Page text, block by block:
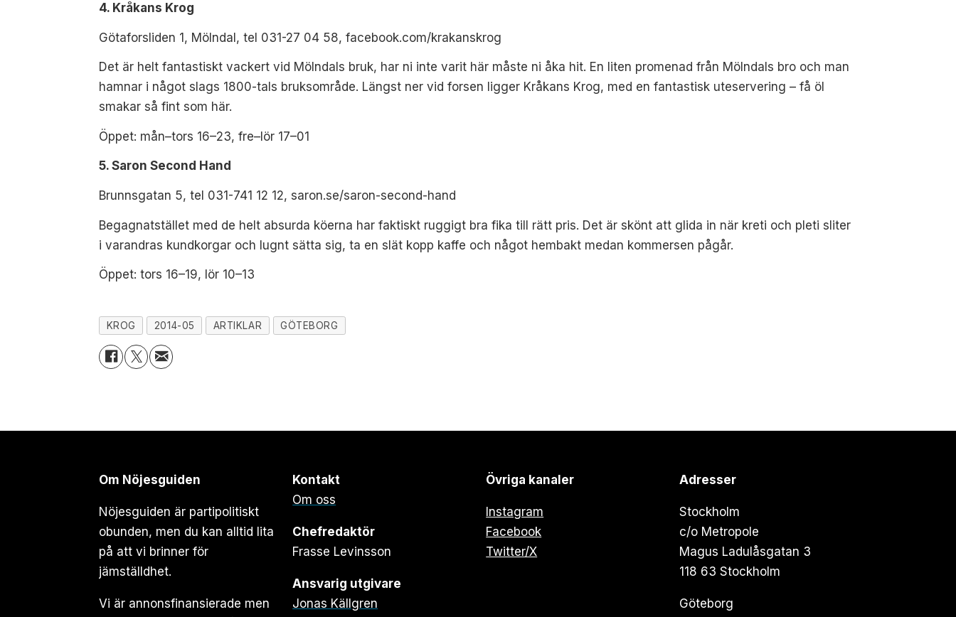
4. Kråkans Krog
Götaforsliden 1, Mölndal, tel 031-27 04 58, facebook.com/krakanskrog
Det är helt fantastiskt vackert vid Mölndals bruk, har ni inte varit här måste ni åka hit. En liten promenad från Mölndals bro och man
hamnar i något slags 1800-tals bruksområde. Längst ner vid forsen ligger Kråkans Krog, med en fantastisk uteservering – få öl
smakar så fint som här.
Öppet: mån–tors 16–23, fre–lör 17–01
5. Saron Second Hand
Brunnsgatan 5, tel 031-741 12 12, saron.se/saron-second-hand
Begagnatstället med de helt absurda köerna har faktiskt ruggigt bra fika till rätt pris. Det är skönt att glida in när kreti och pleti sliter
i varandras kundkorgar och lugnt sätta sig, ta en slät kopp kaffe och något hembakt medan kommersen pågår.
Öppet: tors 16–19, lör 10–13
KROG 2014-05 ARTIKLAR GÖTEBORG
Om Nöjesguiden
Nöjesguiden är partipolitiskt
obunden, men du kan alltid lita
på att vi brinner för
jämställdhet.
Vi är annonsfinansierade men
Kontakt
Om oss
Chefredaktör
Frasse Levinsson
Ansvarig utgivare
Jonas Källgren
Övriga kanaler
Instagram
Facebook
Twitter/X
Adresser
Stockholm
c/o Metropole
Magus Ladulåsgatan 3
118 63 Stockholm
Göteborg